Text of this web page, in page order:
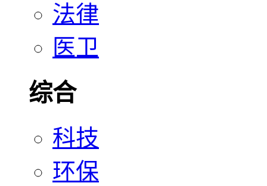
法律
医卫
综合
科技
环保